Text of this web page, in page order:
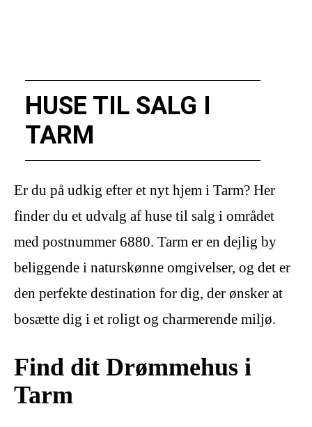
HUSE TIL SALG I
TARM
Er du på udkig efter et nyt hjem i Tarm? Her
finder du et udvalg af huse til salg i området
med postnummer 6880. Tarm er en dejlig by
beliggende i naturskønne omgivelser, og det er
den perfekte destination for dig, der ønsker at
bosætte dig i et roligt og charmerende miljø.
Find dit Drømmehus i
Tarm